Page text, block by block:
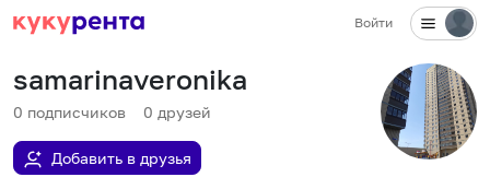
Войти
samarinaveronika
0 подписчиков 0 друзей
Добавить в друзья